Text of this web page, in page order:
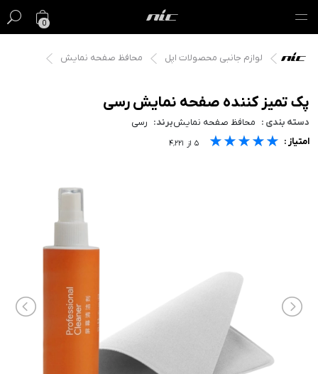
0
گیفت کارت
فروش ویژه
لوازم جانبی
صدا و تصویر
لوازم جانبی محصولات اپل محافظ صفحه نمایش
پک تمیز کننده صفحه نمایش رسی
دسته بندی : محافظ صفحه نمایشبرند: رسی
امتیاز : ★★★★★
★★★★★
★★★★★ ۵ از ۴٬۲۲۱